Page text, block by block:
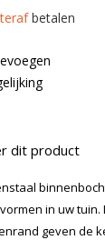
betalen
dit product
in uw
geven de